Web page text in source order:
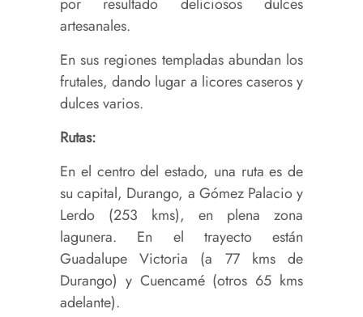
por resultado deliciosos dulces
artesanales.
En sus regiones templadas abundan los
frutales, dando lugar a licores caseros y
dulces varios.
Rutas:
En el centro del estado, una ruta es de
su capital, Durango, a Gómez Palacio y
Lerdo (253 kms), en plena zona
lagunera. En el trayecto están
Guadalupe Victoria (a 77 kms de
Durango) y Cuencamé (otros 65 kms
adelante).